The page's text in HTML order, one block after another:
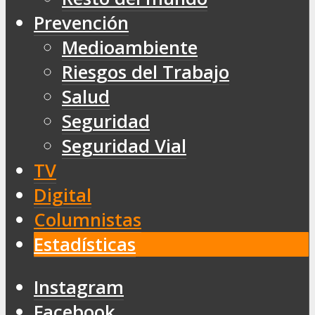
Prevención
Medioambiente
Riesgos del Trabajo
Salud
Seguridad
Seguridad Vial
TV
Digital
Columnistas
Estadísticas
Instagram